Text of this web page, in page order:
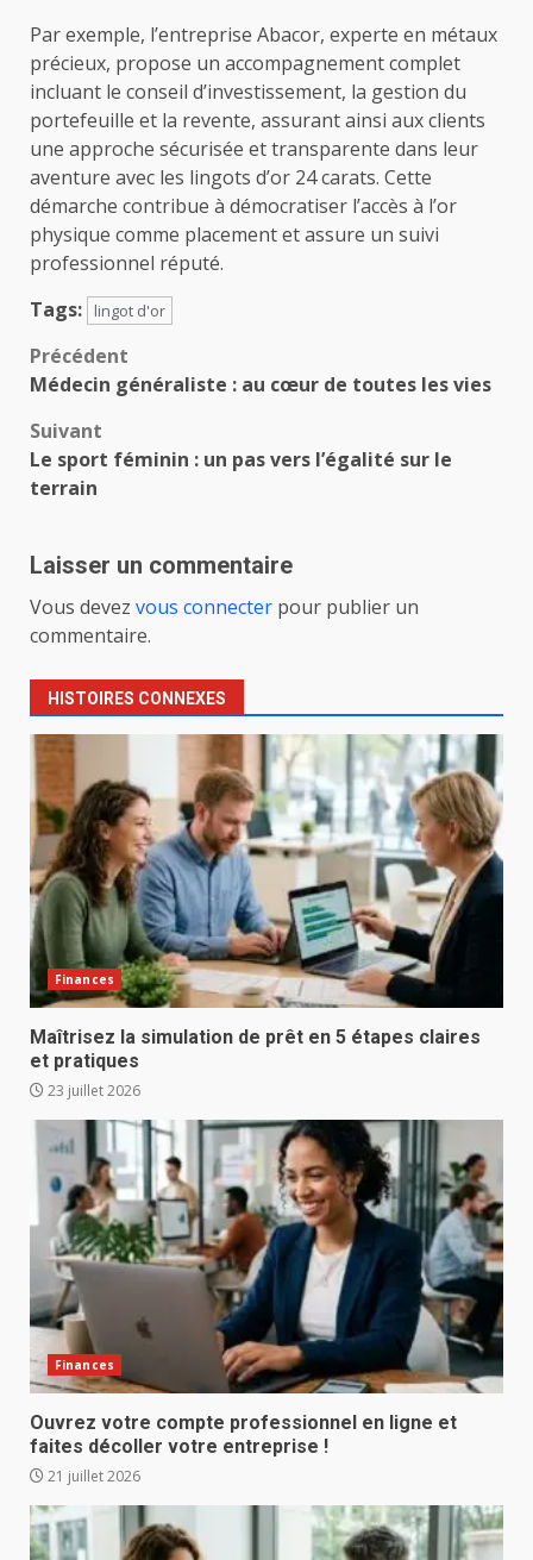
Par exemple, l’entreprise Abacor, experte en métaux
précieux, propose un accompagnement complet
incluant le conseil d’investissement, la gestion du
portefeuille et la revente, assurant ainsi aux clients
une approche sécurisée et transparente dans leur
aventure avec les lingots d’or 24 carats. Cette
démarche contribue à démocratiser l’accès à l’or
physique comme placement et assure un suivi
professionnel réputé.
Tags:
lingot d'or
Navigation
d’article
Précédent
Médecin généraliste : au cœur de toutes les vies
Suivant
Le sport féminin : un pas vers l’égalité sur le
terrain
Laisser un commentaire
Vous devez vous connecter pour publier un
commentaire.
HISTOIRES CONNEXES
Finances
Maîtrisez la simulation de prêt en 5 étapes claires
et pratiques
23 juillet 2026
Finances
Ouvrez votre compte professionnel en ligne et
faites décoller votre entreprise !
21 juillet 2026